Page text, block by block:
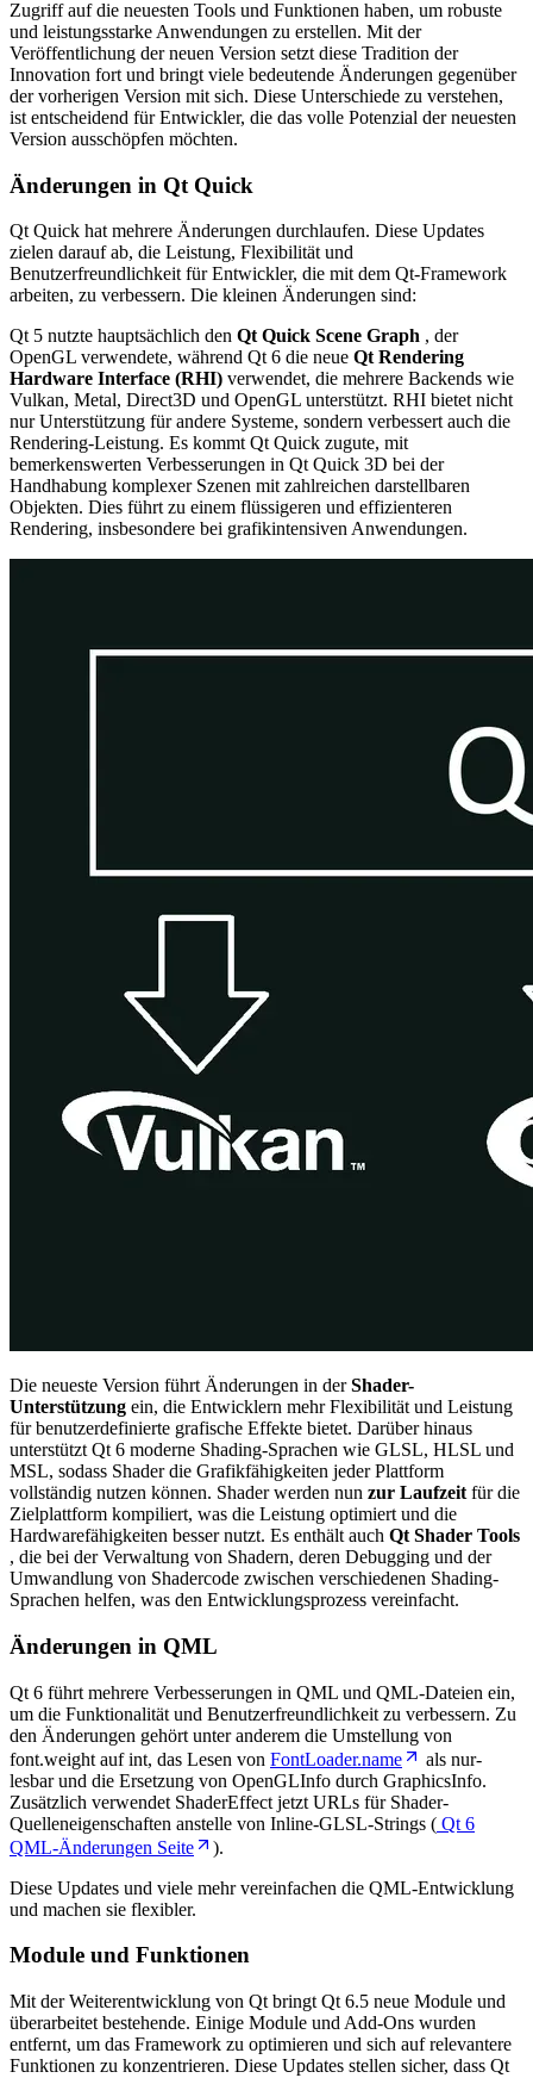
Zugriff auf die neuesten Tools und Funktionen haben, um robuste
und leistungsstarke Anwendungen zu erstellen. Mit der
Veröffentlichung der neuen Version setzt diese Tradition der
Innovation fort und bringt viele bedeutende Änderungen gegenüber
der vorherigen Version mit sich. Diese Unterschiede zu verstehen,
ist entscheidend für Entwickler, die das volle Potenzial der neuesten
Version ausschöpfen möchten.
Änderungen in Qt Quick
Qt Quick hat mehrere Änderungen durchlaufen. Diese Updates
zielen darauf ab, die Leistung, Flexibilität und
Benutzerfreundlichkeit für Entwickler, die mit dem Qt-Framework
arbeiten, zu verbessern. Die kleinen Änderungen sind:
Qt 5 nutzte hauptsächlich den Qt Quick Scene Graph , der
OpenGL verwendete, während Qt 6 die neue Qt Rendering
Hardware Interface (RHI) verwendet, die mehrere Backends wie
Vulkan, Metal, Direct3D und OpenGL unterstützt. RHI bietet nicht
nur Unterstützung für andere Systeme, sondern verbessert auch die
Rendering-Leistung. Es kommt Qt Quick zugute, mit
bemerkenswerten Verbesserungen in Qt Quick 3D bei der
Handhabung komplexer Szenen mit zahlreichen darstellbaren
Objekten. Dies führt zu einem flüssigeren und effizienteren
Rendering, insbesondere bei grafikintensiven Anwendungen.
Die neueste Version führt Änderungen in derShader-
Unterstützung ein, die Entwicklern mehr Flexibilität und Leistung
für benutzerdefinierte grafische Effekte bietet. Darüber hinaus
unterstützt Qt 6 moderne Shading-Sprachen wie GLSL, HLSL und
MSL, sodass Shader die Grafikfähigkeiten jeder Plattform
vollständig nutzen können. Shader werden nun zur Laufzeit für die
Zielplattform kompiliert, was die Leistung optimiert und die
Hardwarefähigkeiten besser nutzt. Es enthält auch Qt Shader Tools
, die bei der Verwaltung von Shadern, deren Debugging und der
Umwandlung von Shadercode zwischen verschiedenen Shading-
Sprachen helfen, was den Entwicklungsprozess vereinfacht.
Änderungen in QML
Qt 6 führt mehrere Verbesserungen in QML und QML-Dateien ein,
um die Funktionalität und Benutzerfreundlichkeit zu verbessern. Zu
den Änderungen gehört unter anderem die Umstellung von
font.weight auf int, das Lesen von FontLoader.name
als nur-
lesbar und die Ersetzung von OpenGLInfo durch GraphicsInfo.
Zusätzlich verwendet ShaderEffect jetzt URLs für Shader-
Quelleneigenschaften anstelle von Inline-GLSL-Strings ( Qt 6
QML-Änderungen Seite
).
Diese Updates und viele mehr vereinfachen die QML-Entwicklung
und machen sie flexibler.
Module und Funktionen
Mit der Weiterentwicklung von Qt bringt Qt 6.5 neue Module und
überarbeitet bestehende. Einige Module und Add-Ons wurden
entfernt, um das Framework zu optimieren und sich auf relevantere
Funktionen zu konzentrieren. Diese Updates stellen sicher, dass Qt